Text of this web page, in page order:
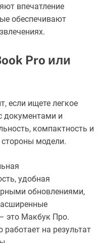
впечатление
обеспечивают
Pro или
если ищете легкое
документами и
компактность и
модели.
удобная
обновлениями,
это Макбук Про.
работает на результат